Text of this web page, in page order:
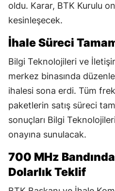
oldu. Karar, BTK Kurulu
kesinleşecek.
İhale Süreci
Bilgi Teknolojileri ve
merkez binasında
ihalesi sona erdi. Tüm
paketlerin satış süreci
sonuçları Bilgi
onayına sunulacak.
700 MHz
Dolarlık Teklif